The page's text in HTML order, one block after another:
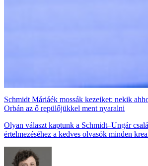
Schmidt Máriáék mossák kezeiket: nekik
Orbán az ő repülőjükkel ment nyaralni
Olyan választ kaptunk a Schmidt–Ungár
értelmezéséhez a kedves olvasók minden